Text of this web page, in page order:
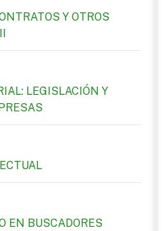
Y OTROS
LEGISLACIÓN Y
EN BUSCADORES